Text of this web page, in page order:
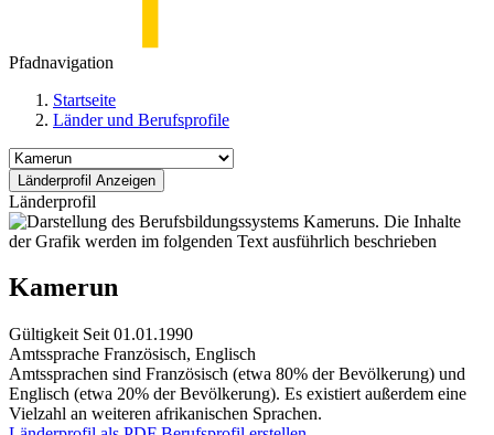
Pfadnavigation
Startseite
Länder und Berufsprofile
Länderprofil
Kamerun
Gültigkeit Seit 01.01.1990
Amtssprache Französisch, Englisch
Amtssprachen sind Französisch (etwa 80% der Bevölkerung) und
Englisch (etwa 20% der Bevölkerung). Es existiert außerdem eine
Vielzahl an weiteren afrikanischen Sprachen.